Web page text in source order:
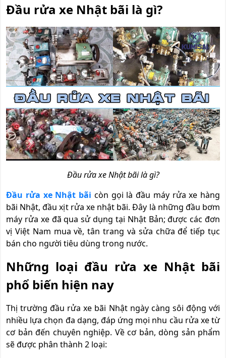
Đầu rửa xe Nhật bãi là gì?
Đầu rửa xe Nhật bãi là gì?
Đầu rửa xe Nhật bãi còn gọi là đầu máy rửa xe hàng
bãi Nhật, đầu xịt rửa xe nhật bãi. Đây là những đầu bơm
máy rửa xe đã qua sử dụng tại Nhật Bản; được các đơn
vị Việt Nam mua về, tân trang và sửa chữa để tiếp tục
bán cho người tiêu dùng trong nước.
Những loại đầu rửa xe Nhật bãi
phổ biến hiện nay
Thị trường đầu rửa xe bãi Nhật ngày càng sôi động với
nhiều lựa chọn đa dạng, đáp ứng mọi nhu cầu rửa xe từ
cơ bản đến chuyên nghiệp. Về cơ bản, dòng sản phẩm
sẽ được phân thành 2 loại: